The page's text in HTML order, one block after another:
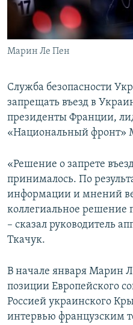
ПОБЕДИТЕЛЕЙ НЕ СУДЯТ?
КРЫМ.НЕПОКОРЕННЫЙ
ELIFBE
ПРИСОЕДИНЯЙТЕСЬ!
Все сайты RFE/RL
Марин Ле Пен
Служба безопасности
запрещать въезд в
президенты Франции,
«Национальный фронт»
«Решение о запрете
принималось. По
информации и мнений
коллегиальное решение
– сказал руководитель
Ткачук.
В начале января Марин
позиции Европейского
Россией украинского
интервью французским